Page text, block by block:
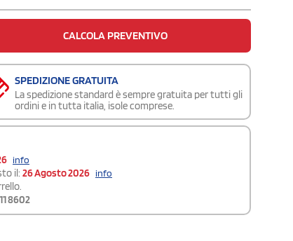
CALCOLA PREVENTIVO
SPEDIZIONE GRATUITA
La spedizione standard è sempre gratuita per tutti gli
ordini e in tutta italia, isole comprese.
info
il: 26 Agosto 2026 info
8602